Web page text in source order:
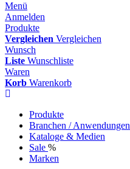
Menü
Anmelden
Produkte
Vergleichen Vergleichen
Wunsch
Liste Wunschliste
Waren
Korb Warenkorb
Produkte
Branchen / Anwendungen
Kataloge & Medien
Sale %
Marken